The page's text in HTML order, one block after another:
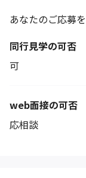
あなたのご応募
同行見学の可否
可
web面接の可否
応相談